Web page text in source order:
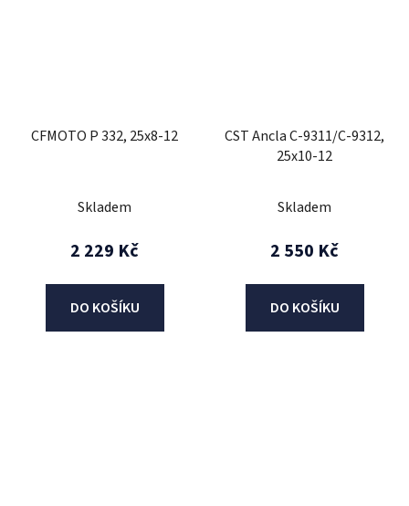
CFMOTO P 332, 25x8-12
Skladem
2 229 Kč
DO KOŠÍKU
CST Ancla C-9311/C-9312,
25x10-12
Skladem
2 550 Kč
DO KOŠÍKU